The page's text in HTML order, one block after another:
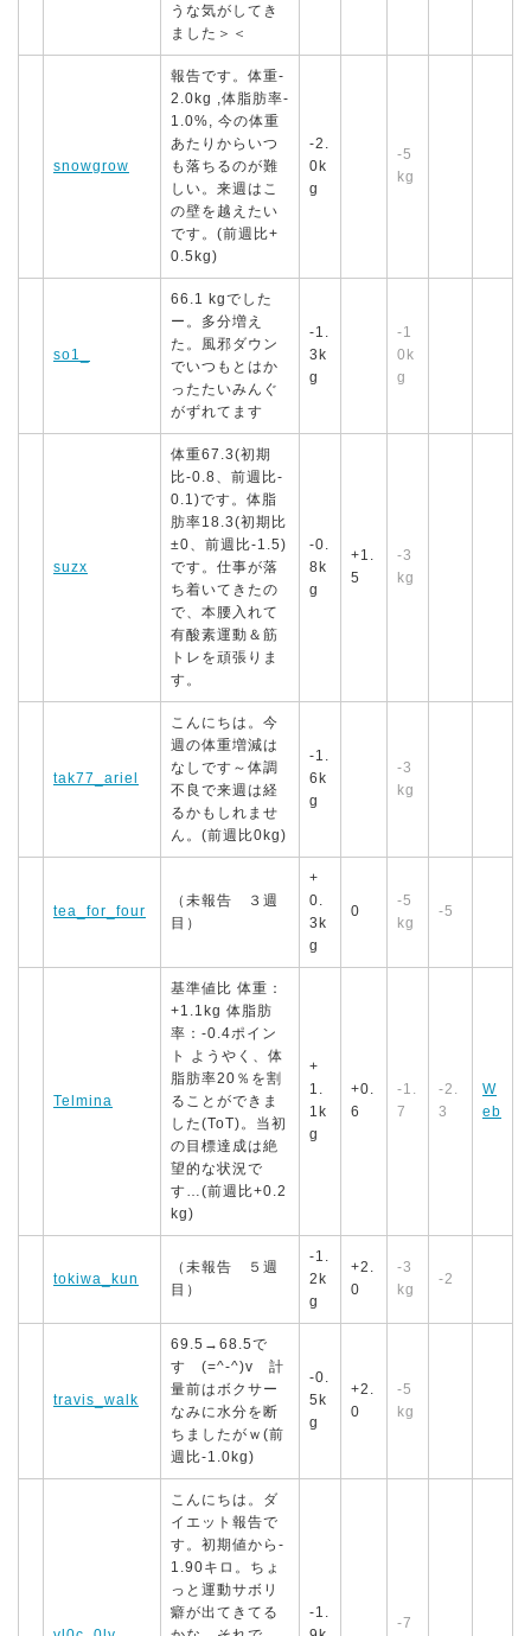
うな気がしてき
ました＞＜
snowgrow
報告です。体重-
2.0kg ,体脂肪率-
1.0%, 今の体重
あたりからいつ
も落ちるのが難
しい。来週はこ
の壁を越えたい
です。(前週比+
0.5kg)
-2.
0k
g
-5
kg
so1_
66.1 kgでした
ー。多分増え
た。風邪ダウン
でいつもとはか
ったたいみんぐ
がずれてます
-1.
3k
g
-1
0k
g
suzx
体重67.3(初期
比-0.8、前週比-
0.1)です。体脂
肪率18.3(初期比
±0、前週比-1.5)
です。仕事が落
ち着いてきたの
で、本腰入れて
有酸素運動＆筋
トレを頑張りま
す。
-0.
8k
g
+1.
5
-3
kg
tak77_ariel
こんにちは。今
週の体重増減は
なしです～体調
不良で来週は経
るかもしれませ
ん。(前週比0kg)
-1.
6k
g
-3
kg
tea_for_four
（未報告 ３週
目）
+
0.
3k
g
0
-5
kg
-5
Telmina
基準値比 体重：
+1.1kg 体脂肪
率：-0.4ポイン
ト ようやく、体
脂肪率20％を割
ることができま
した(ToT)。当初
の目標達成は絶
望的な状況で
す…(前週比+0.2
kg)
+
1.
1k
g
+0.
6
-1.
7
-2.
3
W
eb
tokiwa_kun
（未報告 ５週
目）
-1.
2k
g
+2.
0
-3
kg
-2
travis_walk
69.5→68.5で
す (=^-^)v 計
量前はボクサー
なみに水分を断
ちましたがｗ(前
週比-1.0kg)
-0.
5k
g
+2.
0
-5
kg
こんにちは。ダ
イエット報告で
す。初期値から-
1.90キロ。ちょ
っと運動サボリ
癖が出てきてる
-1.
-7